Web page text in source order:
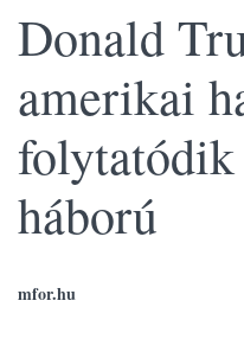
Donald
amerikai
háború
mfor.hu